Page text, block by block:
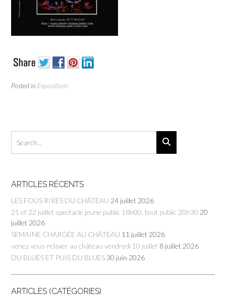
Posted in Expositions
ARTICLES RÉCENTS
LES FOUS RIRES DU CHÂTEAU 24 juillet 2026
21 et 22 juillet spectacle jeune public 18h00, tout public 20h30 20
juillet 2026
SEMAINE CHARGÉE AU CHÂTEAU 11 juillet 2026
venez vous relaxer au château vendredi 10 juillet 8 juillet 2026
DU BLUES ET PUIS DU BLUES30 juin 2026
ARTICLES (CATÉGORIES)